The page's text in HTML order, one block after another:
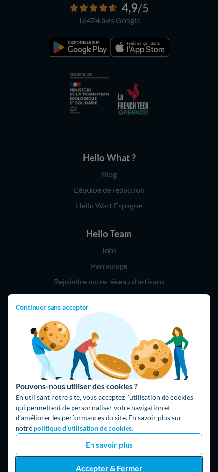
Continuer sans accepter
Pouvons-nous utiliser des cookies ?
En utilisant notre site, vous acceptez l’utilisation de cookies
qui permettent de personnaliser votre navigation et
d’améliorer les performances du site. En savoir plus sur
notre politique d'utilisation de cookies.
En savoir plus
Accepter & Fermer
4,9/5
16474 avis Google
Hello What ?
Blog
L'équipe de rédaction
Hello Watt Espagne
Hello Team
Jobs
Parrainage
Rejoindre notre réseau d'artisans
Hello !
09 75 18 60 60
(8h-21h)
75018 Paris
Fait avec ⚡ par Hello Watt
© 2026 Hello Watt |CGU|Mentions légales